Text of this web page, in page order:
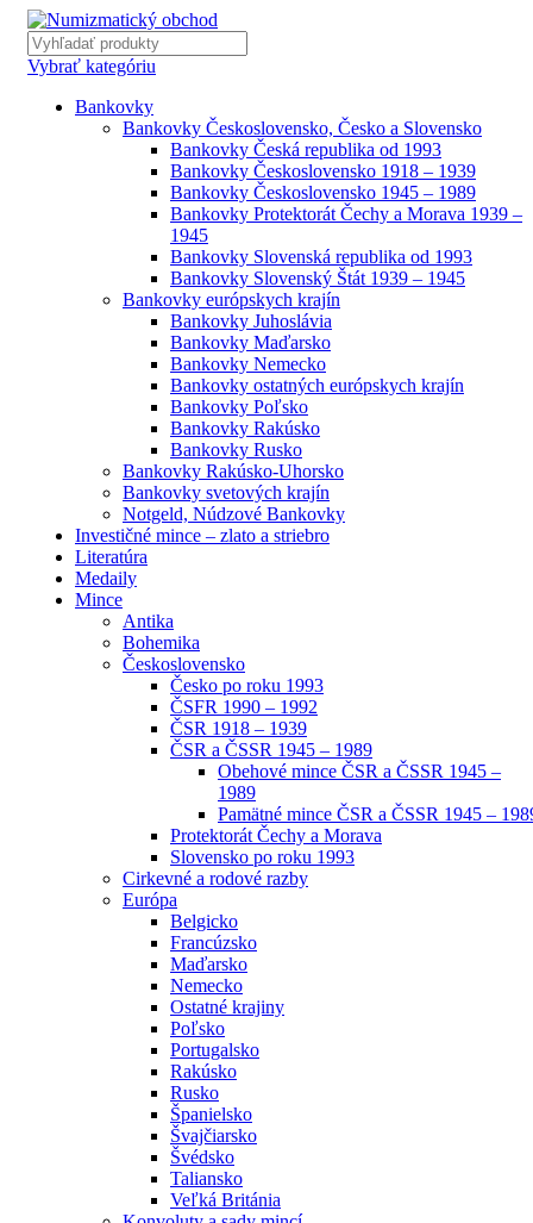
Vybrať kategóriu
Bankovky
Bankovky Československo, Česko a Slovensko
Bankovky Česká republika od 1993
Bankovky Československo 1918 – 1939
Bankovky Československo 1945 – 1989
Bankovky Protektorát Čechy a Morava 1939 –
1945
Bankovky Slovenská republika od 1993
Bankovky Slovenský Štát 1939 – 1945
Bankovky európskych krajín
Bankovky Juhoslávia
Bankovky Maďarsko
Bankovky Nemecko
Bankovky ostatných európskych krajín
Bankovky Poľsko
Bankovky Rakúsko
Bankovky Rusko
Bankovky Rakúsko-Uhorsko
Bankovky svetových krajín
Notgeld, Núdzové Bankovky
Investičné mince – zlato a striebro
Literatúra
Medaily
Mince
Antika
Bohemika
Československo
Česko po roku 1993
ČSFR 1990 – 1992
ČSR 1918 – 1939
ČSR a ČSSR 1945 – 1989
Obehové mince ČSR a ČSSR 1945 –
1989
Pamätné mince ČSR a ČSSR 1945 –
Protektorát Čechy a Morava
Slovensko po roku 1993
Cirkevné a rodové razby
Európa
Belgicko
Francúzsko
Maďarsko
Nemecko
Ostatné krajiny
Poľsko
Portugalsko
Rakúsko
Rusko
Španielsko
Švajčiarsko
Švédsko
Taliansko
Veľká Británia